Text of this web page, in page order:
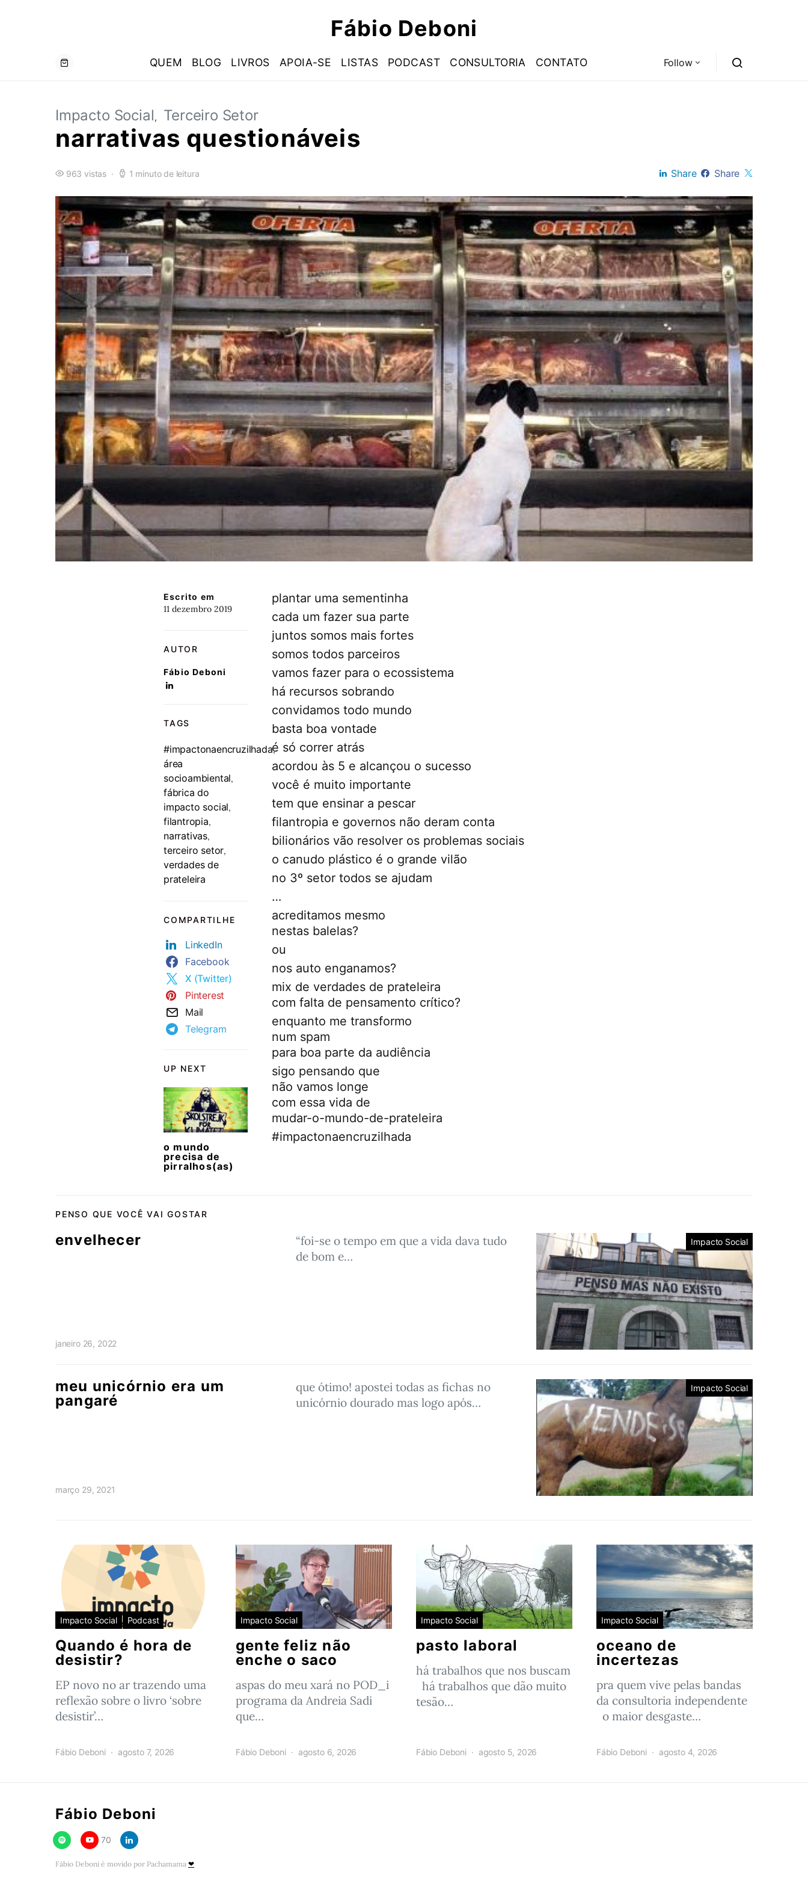
Fábio Deboni
QUEM BLOG LIVROS APOIA-SE LISTAS PODCAST CONSULTORIA CONTATO Follow
Impacto Social Terceiro Setor
narrativas questionáveis
963 vistas 1 minuto de leitura Share Share
UP NEXT
o mundo
precisa de
pirralhos(as)
Escrito em
11 dezembro 2019
AUTOR
Fábio Deboni
TAGS
#impactonaencruzilhada,
área
socioambiental,
fábrica do
impacto social,
filantropia,
narrativas,
terceiro setor,
verdades de
prateleira
COMPARTILHE
LinkedIn
Facebook
X (Twitter)
Pinterest
Mail
Telegram
plantar uma sementinha
cada um fazer sua parte
juntos somos mais fortes
somos todos parceiros
vamos fazer para o ecossistema
há recursos sobrando
convidamos todo mundo
basta boa vontade
é só correr atrás
acordou às 5 e alcançou o sucesso
você é muito importante
tem que ensinar a pescar
filantropia e governos não deram conta
bilionários vão resolver os problemas sociais
o canudo plástico é o grande vilão
no 3º setor todos se ajudam
…
acreditamos mesmo
nestas balelas?
ou
nos auto enganamos?
mix de verdades de prateleira
com falta de pensamento crítico?
enquanto me transformo
num spam
para boa parte da audiência
sigo pensando que
não vamos longe
com essa vida de
mudar-o-mundo-de-prateleira
#impactonaencruzilhada
PENSO QUE VOCÊ VAI GOSTAR
Impacto Social
envelhecer
“foi-se o tempo em que a vida dava tudo
de bom e…
janeiro 26, 2022
Impacto Social
meu unicórnio era um
pangaré
que ótimo! apostei todas as fichas no
unicórnio dourado mas logo após…
março 29, 2021
Impacto Social Podcast
Quando é hora de
desistir?
EP novo no ar trazendo uma
reflexão sobre o livro ‘sobre
desistir’…
Fábio Deboni agosto 7, 2026
Impacto Social
gente feliz não
enche o saco
aspas do meu xará no POD_i
programa da Andreia Sadi
que…
Fábio Deboni agosto 6, 2026
Impacto Social
pasto laboral
há trabalhos que nos buscam
há trabalhos que dão muito
tesão…
Fábio Deboni agosto 5, 2026
Impacto Social
oceano de
incertezas
pra quem vive pelas bandas
da consultoria independente
o maior desgaste…
Fábio Deboni agosto 4, 2026
Fábio Deboni
70
Fábio Deboni é movido por Pachamama ❤